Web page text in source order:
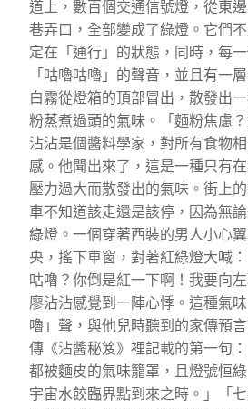
道上，數百個交通信號燈，從東
巷弄口，全部變成了綠燈。它們
定在「通行」的狀態，同時，每
「咕嚕咕嚕」的聲音，並且有一
白霧從燈箱的頂部冒出，散發出
粉蒸煮過頭的氣味。「麵粉焦慮
沾沾是個醬料學家，對所有食物
感。他聞出來了，這是一種只有
壓力過大而散發出的氣味。街上
車不知道該走還是該停，因為無
綠燈。一個穿著西裝的男人小心
央，搖下車窗，對著紅綠燈大喊
咕嚕？你倒是紅一下啊！我要向左
廖沾沾感覺到一陣心悸。這種氣
嚕」聲，與他兒時聽到的家傳預
傳《沾醬秘笈》裡記載的第一句
都被麵皮的氣味籠罩，且燈號恒
宇宙水餃臨界點到來之時。」「